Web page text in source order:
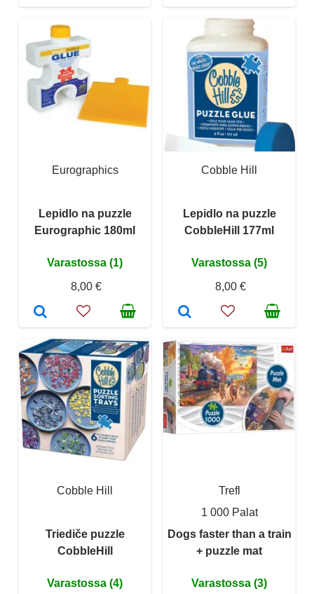
Eurographics
Lepidlo na puzzle
Eurographic 180ml
Varastossa (1)
8,00 €
Cobble Hill
Lepidlo na puzzle
CobbleHill 177ml
Varastossa (5)
8,00 €
Cobble Hill
Triediče puzzle
CobbleHill
Varastossa (4)
Trefl
1 000 Palat
Dogs faster than a train
+ puzzle mat
Varastossa (3)